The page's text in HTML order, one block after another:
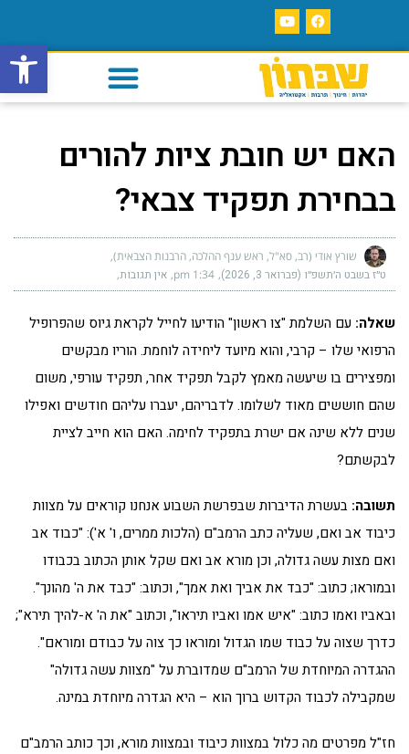
פתח
האם יש חובת ציות להורים
בבחירת תפקיד צבאי?
שורץ אודי (רב, סא"ל, ראש ענף ההלכה, הרבנות הצבאית)
ט״ז בשבט ה׳תשפ״ו (פברואר 3, 2026) 1:34 pm אין תגובות
שאלה: עם השלמת "צו ראשון" הודיעו לחייל לקראת גיוס שהפרופיל
הרפואי שלו – קרבי, והוא מיועד ליחידה לוחמת. הוריו מבקשים
ומפצירים בו שיעשה מאמץ לקבל תפקיד אחר, תפקיד עורפי, משום
שהם חוששים מאוד לשלומו. לדבריהם, יעברו עליהם חודשים ואפילו
שנים ללא שינה אם ישרת בתפקיד לחימה. האם הוא חייב לציית
לבקשתם?
תשובה: בעשרת הדיברות שבפרשת השבוע אנחנו קוראים על מצוות
כיבוד אב ואם, שעליה כתב הרמב"ם (הלכות ממרים, ו' א'): "כבוד אב
ואם מצות עשה גדולה, וכן מורא אב ואם שקל אותן הכתוב בכבודו
ובמוראו; כתוב: "כבד את אביך ואת אמך", וכתוב: "כבד את ה' מהונך".
ובאביו ואמו כתוב: "איש אמו ואביו תיראו", וכתוב "את ה' א-להיך תירא";
כדרך שצוה על כבוד שמו הגדול ומוראו כך צוה על כבודם ומוראם".
ההגדרה המיוחדת של הרמב"ם שמדוברת על "מצוות עשה גדולה"
שמקבילה לכבוד הקדוש ברוך הוא – היא הגדרה מיוחדת במינה.
חז"ל מפרטים מה כלול במצוות כיבוד ובמצוות מורא, וכך כותב הרמב"ם